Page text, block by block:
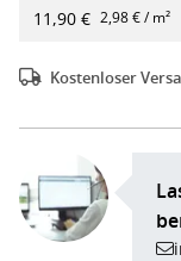
11,90 € 2,98 € / m²
Kostenloser